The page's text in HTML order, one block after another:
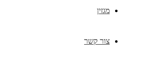
מגזין
צור קשר